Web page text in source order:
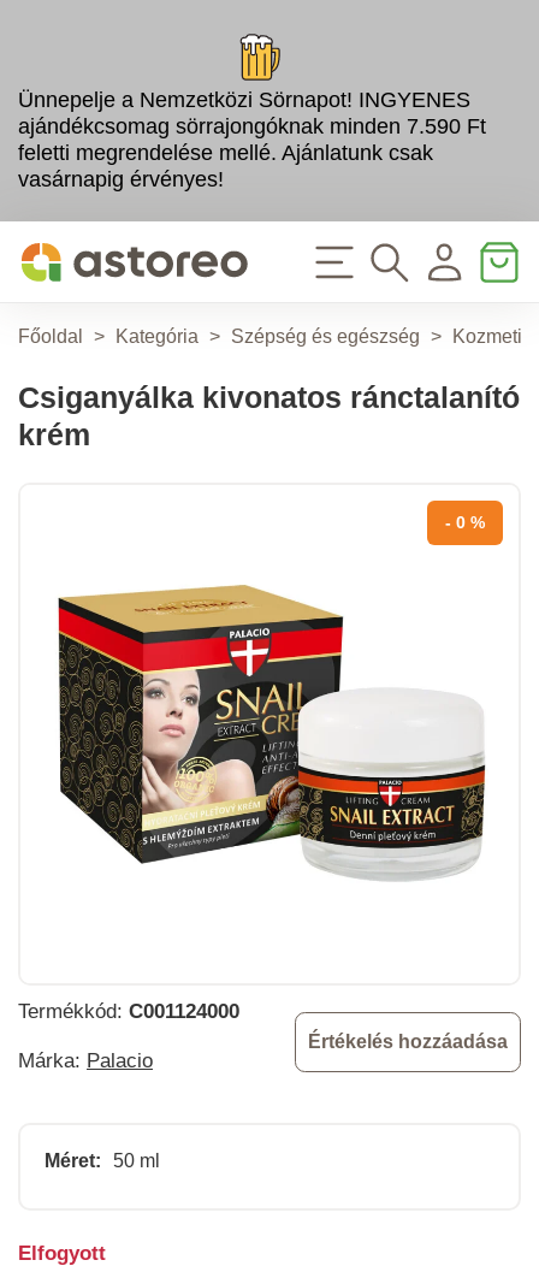
Ünnepelje a Nemzetközi Sörnapot! INGYENES
ajándékcsomag sörrajongóknak minden 7.590 Ft
feletti megrendelése mellé. Ajánlatunk csak
vasárnapig érvényes!
Főoldal > Kategória > Szépség és egészség >
Csiganyálka kivonatos ránctalanító
krém
- 0 %
Termékkód: C001124000
Márka: Palacio
Értékelés hozzáadása
Méret: 50 ml
Elfogyott